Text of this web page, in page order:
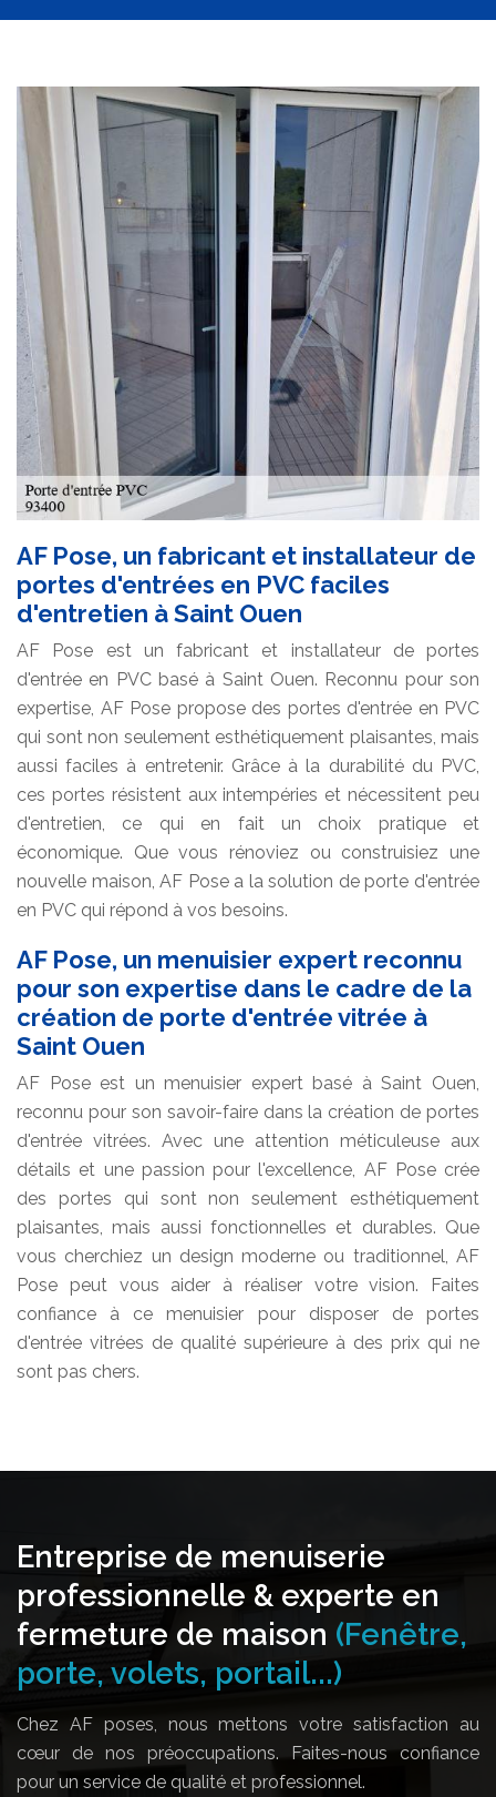
AF Pose, un fabricant et installateur de
portes d'entrées en PVC faciles
d'entretien à Saint Ouen
AF Pose est un fabricant et installateur de portes
d'entrée en PVC basé à Saint Ouen. Reconnu pour son
expertise, AF Pose propose des portes d'entrée en PVC
qui sont non seulement esthétiquement plaisantes, mais
aussi faciles à entretenir. Grâce à la durabilité du PVC,
ces portes résistent aux intempéries et nécessitent peu
d'entretien, ce qui en fait un choix pratique et
économique. Que vous rénoviez ou construisiez une
nouvelle maison, AF Pose a la solution de porte d'entrée
en PVC qui répond à vos besoins.
AF Pose, un menuisier expert reconnu
pour son expertise dans le cadre de la
création de porte d'entrée vitrée à
Saint Ouen
AF Pose est un menuisier expert basé à Saint Ouen,
reconnu pour son savoir-faire dans la création de portes
d'entrée vitrées. Avec une attention méticuleuse aux
détails et une passion pour l'excellence, AF Pose crée
des portes qui sont non seulement esthétiquement
plaisantes, mais aussi fonctionnelles et durables. Que
vous cherchiez un design moderne ou traditionnel, AF
Pose peut vous aider à réaliser votre vision. Faites
confiance à ce menuisier pour disposer de portes
d'entrée vitrées de qualité supérieure à des prix qui ne
sont pas chers.
Entreprise de menuiserie
professionnelle & experte en
fermeture de maison (Fenêtre,
porte, volets, portail...)
Chez AF poses, nous mettons votre satisfaction au
cœur de nos préoccupations. Faites-nous confiance
pour un service de qualité et professionnel.